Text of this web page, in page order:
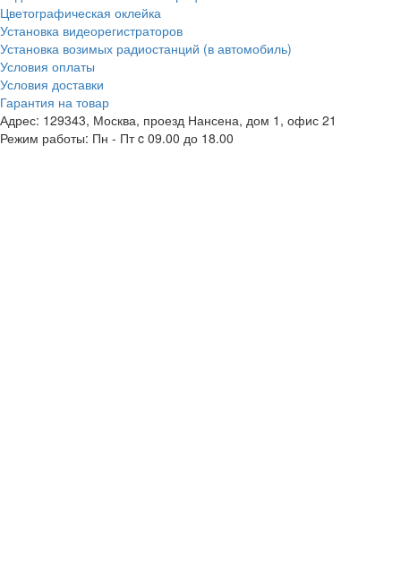
Цветографическая оклейка
Установка видеорегистраторов
Установка возимых радиостанций (в автомобиль)
Условия оплаты
Условия доставки
Гарантия на товар
Адрес: 129343, Москва, проезд Нансена, дом 1, офис 21
Режим работы: Пн - Пт c 09.00 до 18.00